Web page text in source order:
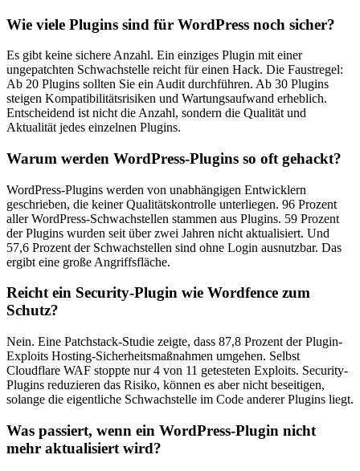
Wie viele Plugins sind für WordPress noch sicher?
Es gibt keine sichere Anzahl. Ein einziges Plugin mit einer
ungepatchten Schwachstelle reicht für einen Hack. Die Faustregel:
Ab 20 Plugins sollten Sie ein Audit durchführen. Ab 30 Plugins
steigen Kompatibilitätsrisiken und Wartungsaufwand erheblich.
Entscheidend ist nicht die Anzahl, sondern die Qualität und
Aktualität jedes einzelnen Plugins.
Warum werden WordPress-Plugins so oft gehackt?
WordPress-Plugins werden von unabhängigen Entwicklern
geschrieben, die keiner Qualitätskontrolle unterliegen. 96 Prozent
aller WordPress-Schwachstellen stammen aus Plugins. 59 Prozent
der Plugins wurden seit über zwei Jahren nicht aktualisiert. Und
57,6 Prozent der Schwachstellen sind ohne Login ausnutzbar. Das
ergibt eine große Angriffsfläche.
Reicht ein Security-Plugin wie Wordfence zum
Schutz?
Nein. Eine Patchstack-Studie zeigte, dass 87,8 Prozent der Plugin-
Exploits Hosting-Sicherheitsmaßnahmen umgehen. Selbst
Cloudflare WAF stoppte nur 4 von 11 getesteten Exploits. Security-
Plugins reduzieren das Risiko, können es aber nicht beseitigen,
solange die eigentliche Schwachstelle im Code anderer Plugins liegt.
Was passiert, wenn ein WordPress-Plugin nicht
mehr aktualisiert wird?